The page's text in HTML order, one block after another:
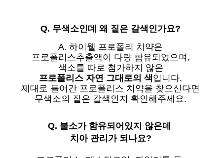
Q. 무색소인데 왜 짙은 갈색인가요?
A. 하이웰 프로폴리 치약은
프로폴리스추출액이 다량 함유되었으며,
색소를 따로 첨가하지 않은
프로폴리스 자연 그대로의 색입니다.
제대로 들어간 프로폴리스 치약을 찾으신다면
무색소의 짙은 갈색인지 확인해주세요.
Q. 불소가 함유되어있지 않은데
치아 관리가 되나요?